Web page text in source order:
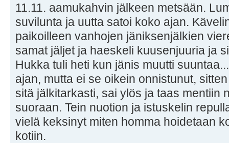
11.11. aamukahvin jälkeen metsään.
suvilunta ja uutta satoi koko ajan.
paikoilleen vanhojen jäniksenjälkien
samat jäljet ja haeskeli kuusenjuuria ja
Hukka tuli heti kun jänis muutti
ajan, mutta ei se oikein onnistunut,
sitä jälkitarkasti, sai ylös ja taas mentiin
suoraan. Tein nuotion ja istuskelin
vielä keksinyt miten homma hoidetaan
kotiin.